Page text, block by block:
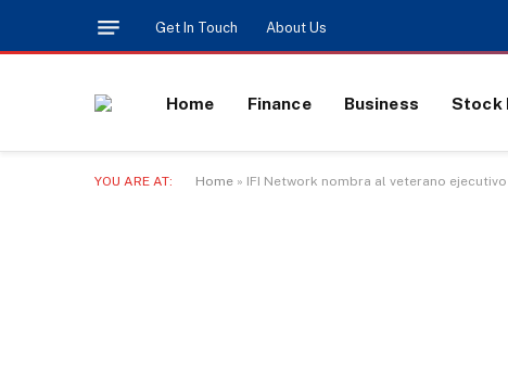
Get In Touch About Us
Home Finance Business Stock
YOU ARE AT: Home » IFI Network nombra al veterano